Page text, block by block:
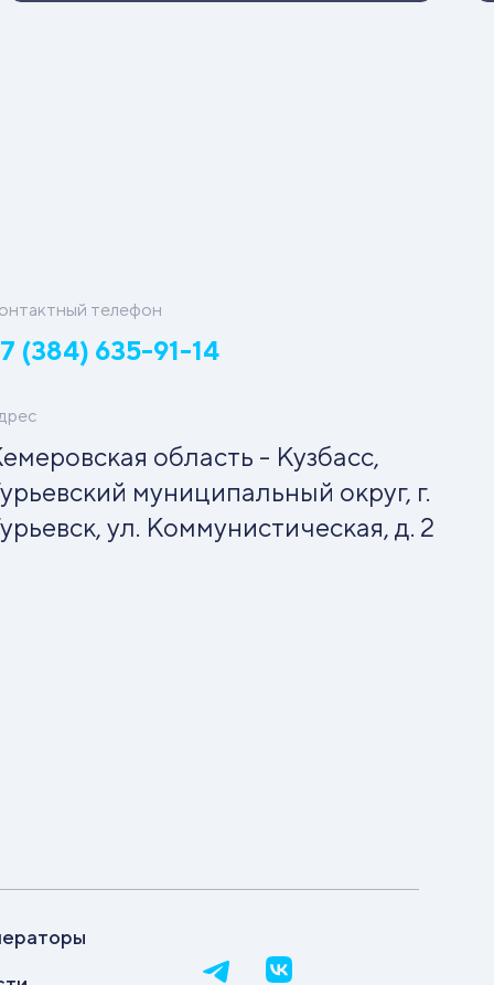
телефон
(384) 635-91-14
область - Кузбасс,
муниципальный округ, г.
ул. Коммунистическая, д. 2